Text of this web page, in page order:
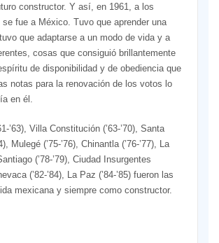
constructor. Y así, en 1961, a los
fue a México. Tuvo que aprender una
que adaptarse a un modo de vida y a
cosas que consiguió brillantemente
de disponibilidad y de obediencia que
notas para la renovación de los votos lo
en él.
’63), Villa Constitución (’63-’70), Santa
Mulegé (’75-’76), Chinantla (’76-’77), La
(’78-’79), Ciudad Insurgentes
(’82-’84), La Paz (’84-’85) fueron las
mexicana y siempre como constructor.